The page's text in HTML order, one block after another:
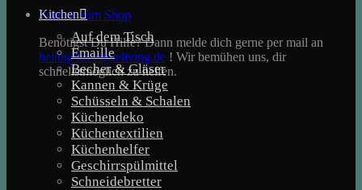
Zurück zum Shop
Benötigst Du Hilfe? Dann melde dich gerne per mail an
hello@lovestyleliving.de ! Wir bemühen uns, dir
schnellstmöglich zu helfen.
Kitchen
Auf dem Tisch
Emaille
Becher & Gläser
Kannen & Krüge
Schüsseln & Schalen
Küchendeko
Küchentextilien
Küchenhelfer
Geschirrspülmittel
Schneidebretter